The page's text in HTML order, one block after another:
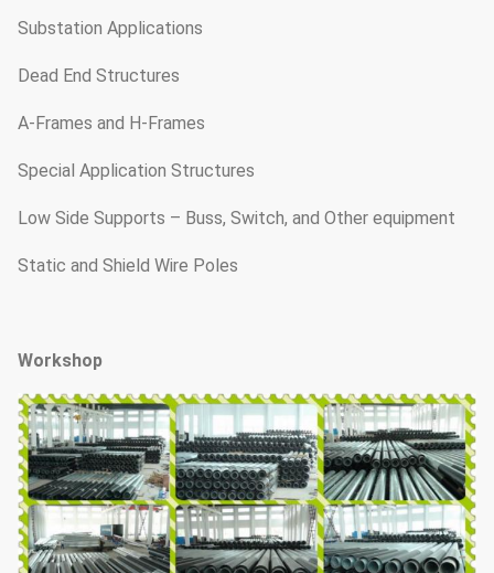
Substation Applications
Dead End Structures
A-Frames and H-Frames
Special Application Structures
Low Side Supports – Buss, Switch, and Other equipment
Static and Shield Wire Poles
Workshop